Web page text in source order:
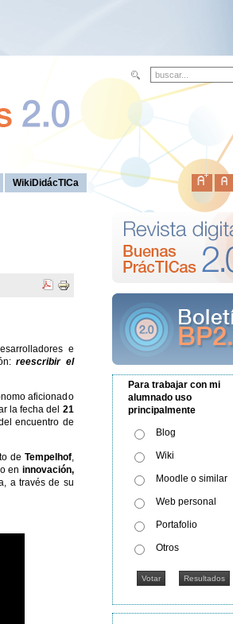
WikiDidácTICa
e
reescribir el
aficionado
la fecha del 21
encuentro de
de Tempelhof,
en innovación,
a través de su
Para trabajar con mi
alumnado uso
principalmente
Blog
Wiki
Moodle o similar
Web personal
Portafolio
Otros